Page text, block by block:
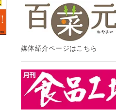
媒体紹介ページはこちら